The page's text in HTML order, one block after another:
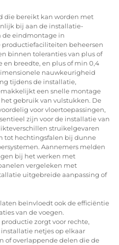
die bereikt kan worden met
bij aan de installatie-
de eindmontage in
productiefaciliteiten beheersen
binnen toleranties van plus of
en breedte, en plus of min 0,4
nauwkeurigheid
tijdens de installatie,
een snelle montage
gebruik van vulstukken. De
voor vloertoepassingen,
zijn voor de installatie van
struikelgevaren
tot hechtingsfalen bij dunne
Aannemers melden
bij het werken met
vergeleken met
uitgebreide aanpassing of
beïnvloedt ook de efficiëntie
van de voegen.
zorgt voor rechte,
netjes op elkaar
of overlappende delen die de